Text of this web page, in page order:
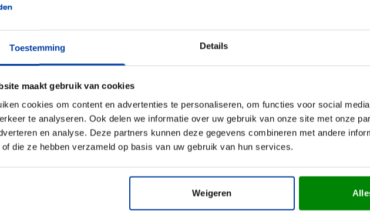
Toestemming Details
maakt gebruik van cookies
cookies om content en advertenties te personaliseren, om functies voor social
te analyseren. Ook delen we informatie over uw gebruik van onze site met onze
en analyse. Deze partners kunnen deze gegevens combineren met andere
die ze hebben verzameld op basis van uw gebruik van hun services.
Weigeren
Knuffelbeer Danny | Met
011
Mes Opvouwbaar Beckett